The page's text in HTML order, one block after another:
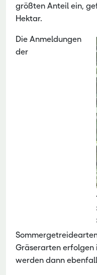
größten Anteil ein,
Hektar.
Die Anmeldungen
der
Gräserarten erfolgen
werden dann